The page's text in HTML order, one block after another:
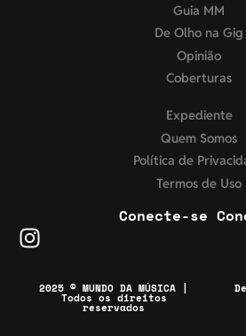
Guia MM
De Olho na Gig
Opinião
Coberturas
Expediente
Quem Somos
Política de
Termos de Uso
Conecte-se
2025 © MUNDO DA MÚSICA |
Todos os direitos
reservados